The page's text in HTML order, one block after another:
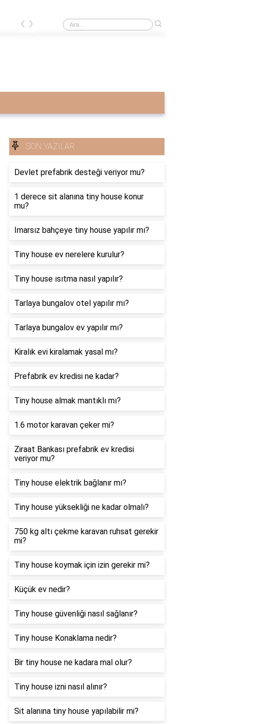
Wanda Maximoff hangi evrende?
‹ ›
SON YAZILAR
Devlet prefabrik desteği veriyor mu?
1 derece sit alanına tiny house konur
mu?
Imarsız bahçeye tiny house yapılır mı?
Tiny house ev nerelere kurulur?
Tiny house ısıtma nasıl yapılır?
Tarlaya bungalov otel yapılır mı?
Tarlaya bungalov ev yapılır mı?
Kiralık evi kiralamak yasal mı?
Prefabrik ev kredisi ne kadar?
Tiny house almak mantıklı mı?
1.6 motor karavan çeker mi?
Ziraat Bankası prefabrik ev kredisi
veriyor mu?
Tiny house elektrik bağlanır mı?
Tiny house yüksekliği ne kadar olmalı?
750 kg altı çekme karavan ruhsat gerekir
mi?
Tiny house koymak için izin gerekir mi?
Küçük ev nedir?
Tiny house güvenliği nasıl sağlanır?
Tiny house Konaklama nedir?
Bir tiny house ne kadara mal olur?
Tiny house izni nasıl alınır?
Sit alanına tiny house yapılabilir mi?